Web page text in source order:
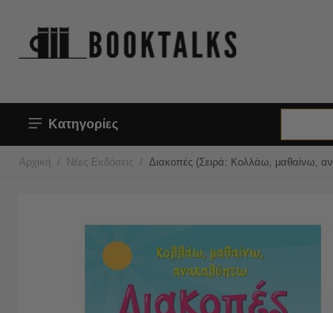
Κατηγορίες
Αρχική / Νέες Εκδόσεις / Διακοπές (Σειρά: Κολλάω, μαθαίνω,